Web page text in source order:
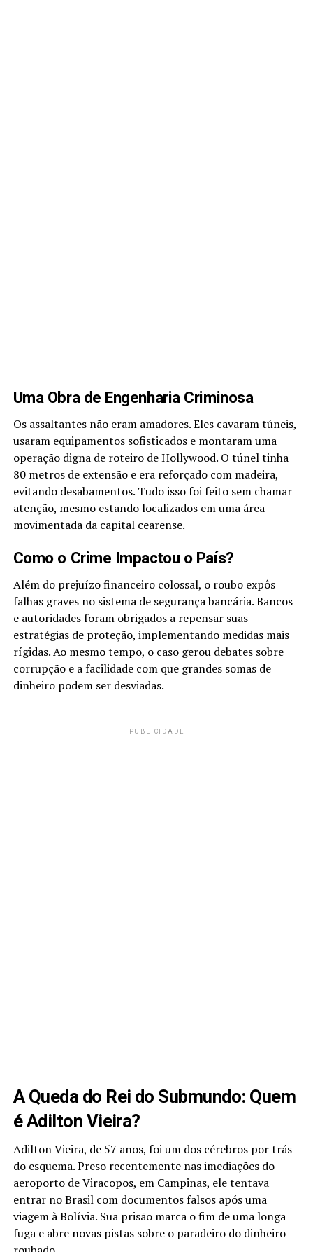
Uma Obra de Engenharia Criminosa
Os assaltantes não eram amadores. Eles cavaram túneis,
usaram equipamentos sofisticados e montaram uma
operação digna de roteiro de Hollywood. O túnel tinha
80 metros de extensão e era reforçado com madeira,
evitando desabamentos. Tudo isso foi feito sem chamar
atenção, mesmo estando localizados em uma área
movimentada da capital cearense.
Como o Crime Impactou o País?
Além do prejuízo financeiro colossal, o roubo expôs
falhas graves no sistema de segurança bancária. Bancos
e autoridades foram obrigados a repensar suas
estratégias de proteção, implementando medidas mais
rígidas. Ao mesmo tempo, o caso gerou debates sobre
corrupção e a facilidade com que grandes somas de
dinheiro podem ser desviadas.
PUBLICIDADE
A Queda do Rei do Submundo: Quem
é Adilton Vieira?
Adilton Vieira, de 57 anos, foi um dos cérebros por trás
do esquema. Preso recentemente nas imediações do
aeroporto de Viracopos, em Campinas, ele tentava
entrar no Brasil com documentos falsos após uma
viagem à Bolívia. Sua prisão marca o fim de uma longa
fuga e abre novas pistas sobre o paradeiro do dinheiro